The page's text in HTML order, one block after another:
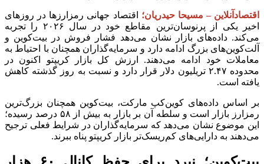
اقتصادآنلاین – مسیحا حیدریان؛ اقتصاد جهانی رمزارزها در روزهای
اخیر یکی از پرنوسان‌ترین مقاطع خود در سال ۲۰۲۶ را تجربه
می‌کند. داده‌های بازار نشان می‌دهد فشار فروش در بیت‌کوین و
آلت‌کوین‌های بزرگ ادامه دارد و سرمایه‌گذاران همچنان با احتیاط به
معاملات خود ادامه می‌دهند. ارزش کل بازار کریپتو اکنون در
محدوده ۲.۴۷ تریلیون دلار قرار دارد و نسبت به روز گذشته کاهش
یافته است.
بر اساس داده‌های کوین‌کپ مارکت، بیت‌کوین همچنان بزرگ‌ترین
رمزارز بازار است و سلطه آن بر بازار به بیش از ۵۸ درصد رسیده؛
این موضوع نشان می‌دهد که سرمایه‌گذاران در شرایط فعلی ترجیح
می‌دهند به دارایی‌های کم‌ریسک‌تر بازار کریپتو پناه ببرند.